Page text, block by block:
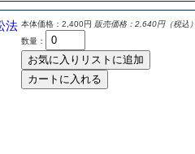
法 本体価格：2,400円 販売価格：2,640円（税込）
数量：
お気に入りリストに追加
カートに入れる